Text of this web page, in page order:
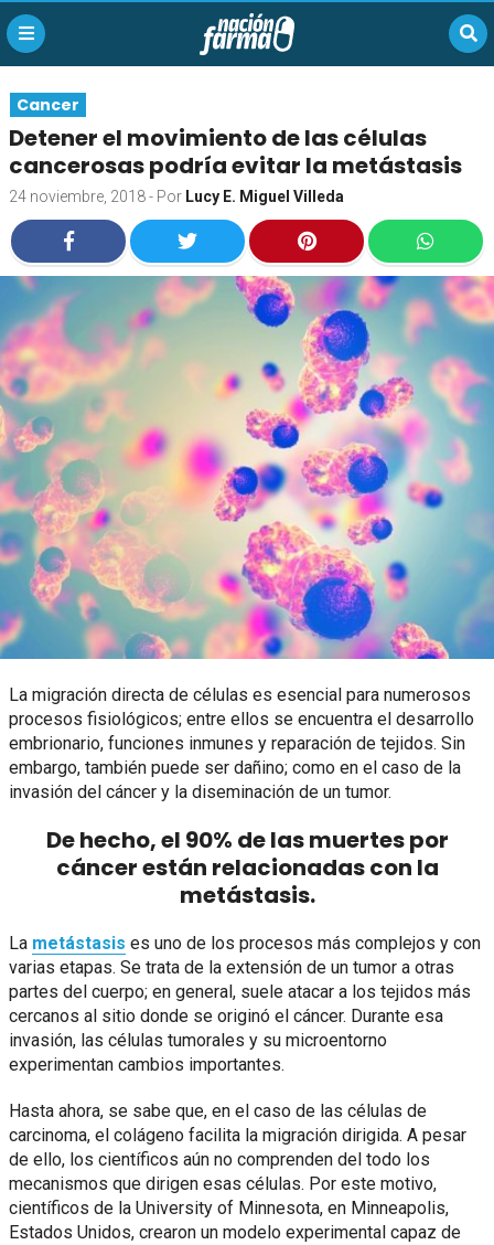
Cancer
Detener el movimiento de las células
cancerosas podría evitar la metástasis
24 noviembre, 2018- Por Lucy E. Miguel Villeda
La migración directa de células es esencial para numerosos
procesos fisiológicos; entre ellos se encuentra el desarrollo
embrionario, funciones inmunes y reparación de tejidos. Sin
embargo, también puede ser dañino; como en el caso de la
invasión del cáncer y la diseminación de un tumor.
De hecho, el 90% de las muertes por
cáncer están relacionadas con la
metástasis.
La metástasis es uno de los procesos más complejos y con
varias etapas. Se trata de la extensión de un tumor a otras
partes del cuerpo; en general, suele atacar a los tejidos más
cercanos al sitio donde se originó el cáncer. Durante esa
invasión, las células tumorales y su microentorno
experimentan cambios importantes.
Hasta ahora, se sabe que, en el caso de las células de
carcinoma, el colágeno facilita la migración dirigida. A pesar
de ello, los científicos aún no comprenden del todo los
mecanismos que dirigen esas células. Por este motivo,
científicos de la University of Minnesota, en Minneapolis,
Estados Unidos, crearon un modelo experimental capaz de